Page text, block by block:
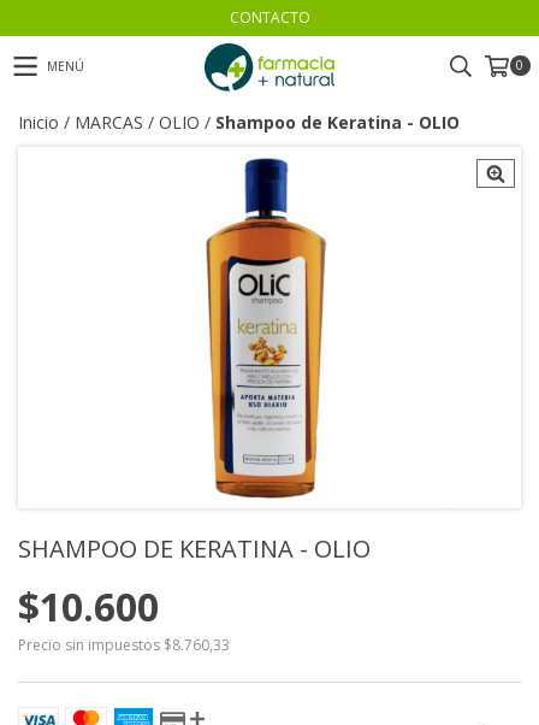
CONTACTO
MENÚ 0
Inicio / MARCAS / OLIO / Shampoo de Keratina - OLIO
SHAMPOO DE KERATINA - OLIO
$10.600
Precio sin impuestos $8.760,33